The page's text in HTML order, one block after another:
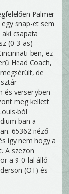
Palmer
snap-et sem
csapata
(0-3-as)
ben, ez
Head Coach,
de
és versenyben
meg kellett
ból
ban a
65362 néző
így nem hogy a
A szezon
a 9-0-lal álló
(OT) és